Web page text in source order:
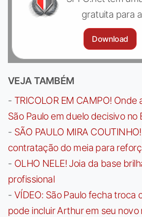
gratuita para
Download
VEJA TAMBÉM
- TRICOLOR EM CAMPO! Onde
São Paulo em duelo decisivo no
- SÃO PAULO MIRA
contratação do meia para
- OLHO NELE! Joia da base
profissional
- VÍDEO: São Paulo fecha troca
pode incluir Arthur em seu novo